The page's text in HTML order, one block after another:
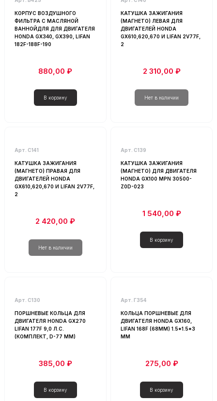
КОРПУС ВОЗДУШНОГО
ФИЛЬТРА С МАСЛЯНОЙ
ВАННОЙДЛЯ ДЛЯ ДВИГАТЕЛЯ
HONDA GX340, GX390, LIFAN
182F-188F-190
880,00 ₽
КАТУШКА ЗАЖИГАНИЯ
(МАГНЕТО) ЛЕВАЯ ДЛЯ
ДВИГАТЕЛЕЙ HONDA
GX610,620,670 И LIFAN 2V77F,
2
2 310,00 ₽
Арт. С141
КАТУШКА ЗАЖИГАНИЯ
(МАГНЕТО) ПРАВАЯ ДЛЯ
ДВИГАТЕЛЕЙ HONDA
GX610,620,670 И LIFAN 2V77F,
2
2 420,00 ₽
Арт. С139
КАТУШКА ЗАЖИГАНИЯ
(МАГНЕТО) ДЛЯ ДВИГАТЕЛЯ
HONDA GX100 MPN 30500-
Z0D-023
1 540,00 ₽
Арт. С130
ПОРШНЕВЫЕ КОЛЬЦА ДЛЯ
ДВИГАТЕЛЯ HONDA GX270
LIFAN 177F 9,0 Л.С.
(КОМПЛЕКТ, D-77 ММ)
385,00 ₽
Арт. Г354
КОЛЬЦА ПОРШНЕВЫЕ ДЛЯ
ДВИГАТЕЛЯ HONDA GX160,
LIFAN 168F (68MM) 1.5*1.5*3
ММ
275,00 ₽